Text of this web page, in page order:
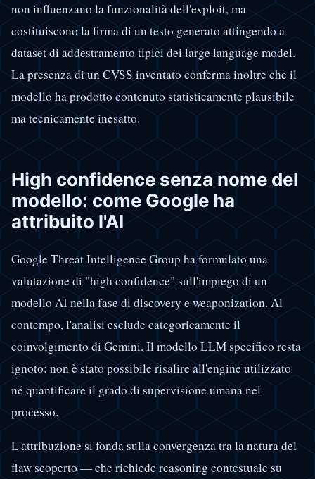
non influenzano la funzionalità dell'exploit, ma
costituiscono la firma di un testo generato attingendo a
dataset di addestramento tipici dei large language model.
La presenza di un CVSS inventato conferma inoltre che il
modello ha prodotto contenuto statisticamente plausibile
ma tecnicamente inesatto.
High confidence senza nome del
modello: come Google ha
attribuito l'AI
Google Threat Intelligence Group ha formulato una
valutazione di "high confidence" sull'impiego di un
modello AI nella fase di discovery e weaponization. Al
contempo, l'analisi esclude categoricamente il
coinvolgimento di Gemini. Il modello LLM specifico resta
ignoto: non è stato possibile risalire all'engine utilizzato
né quantificare il grado di supervisione umana nel
processo.
L'attribuzione si fonda sulla convergenza tra la natura del
flaw scoperto — che richiede reasoning contestuale su